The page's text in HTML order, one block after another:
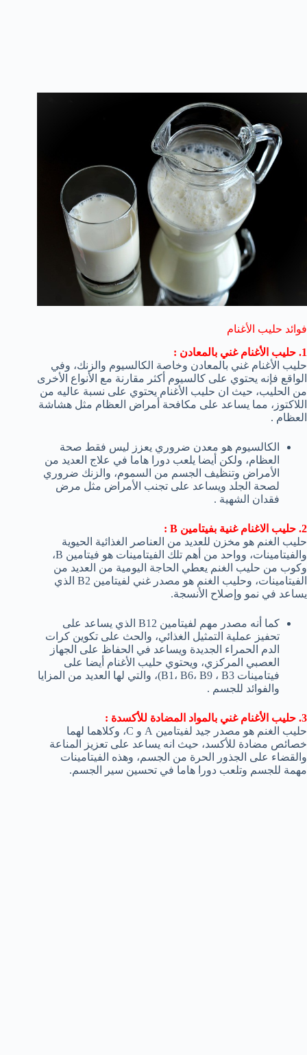
فوائد حليب الأغنام
1. حليب الأغنام غني بالمعادن :
حليب الأغنام غني بالمعادن وخاصة الكالسيوم والزنك، وفي
الواقع فإنه يحتوي على كالسيوم أكثر مقارنة مع الأنواع الأخرى
من الحليب، حيث ان حليب الأغنام يحتوي على نسبة عاليه من
اللاكتوز، مما يساعد على مكافحة أمراض العظام مثل هشاشة
العظام .
الكالسيوم هو معدن ضروري يعزز ليس فقط صحة
العظام، ولكن أيضا يلعب دورا هاما في علاج العديد من
الأمراض وتنظيف الجسم من السموم، والزنك ضروري
لصحة الجلد ويساعد على تجنب الأمراض مثل مرض
فقدان الشهية .
2. حليب الاغنام غنية بفيتامين B :
حليب الغنم هو مخزن للعديد من العناصر الغذائية الحيوية
والفيتامينات، وواحد من أهم تلك الفيتامينات هو فيتامين B،
وكوب من حليب الغنم يعطي الحاجة اليومية من العديد من
الفيتامينات، وحليب الغنم هو مصدر غني لفيتامين B2 الذي
يساعد في نمو وإصلاح الأنسجة.
كما أنه مصدر مهم لفيتامين B12 الذي يساعد على
تحفيز عملية التمثيل الغذائي، والحث على تكوين كرات
الدم الحمراء الجديدة ويساعد في الحفاظ على الجهاز
العصبي المركزي، ويحتوي حليب الأغنام أيضا على
فيتامينات B1، B6، B9 ، B3)، والتي لها العديد من المزايا
والفوائد للجسم .
3. حليب الأغنام غني بالمواد المضادة للأكسدة :
حليب الغنم هو مصدر جيد لفيتامين A و C، وكلاهما لهما
خصائص مضادة للأكسد، حيث انه يساعد على تعزيز المناعة
والقضاء على الجذور الحرة من الجسم، وهذه الفيتامينات
مهمة للجسم وتلعب دورا هاما في تحسين سير الجسم.